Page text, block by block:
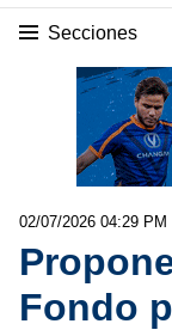
Secciones
02/07/2026 04:29 PM
Fondo